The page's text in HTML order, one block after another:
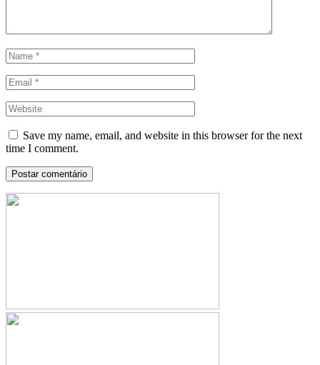
Save my name, email, and website in this browser for the next
time I comment.